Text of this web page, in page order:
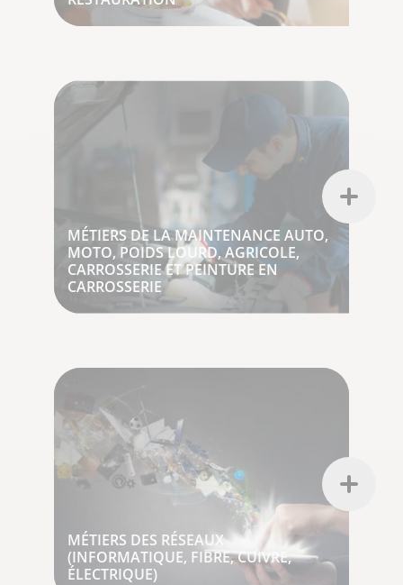
MÉTIERS DE LA MAINTENANCE AUTO,
MOTO, POIDS LOURD, AGRICOLE,
CARROSSERIE ET PEINTURE EN
CARROSSERIE
MÉTIERS DES RÉSEAUX
(INFORMATIQUE, FIBRE, CUIVRE,
ÉLECTRIQUE)